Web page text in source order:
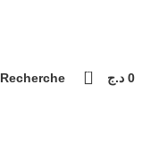
Recherche 0 0 د.ج